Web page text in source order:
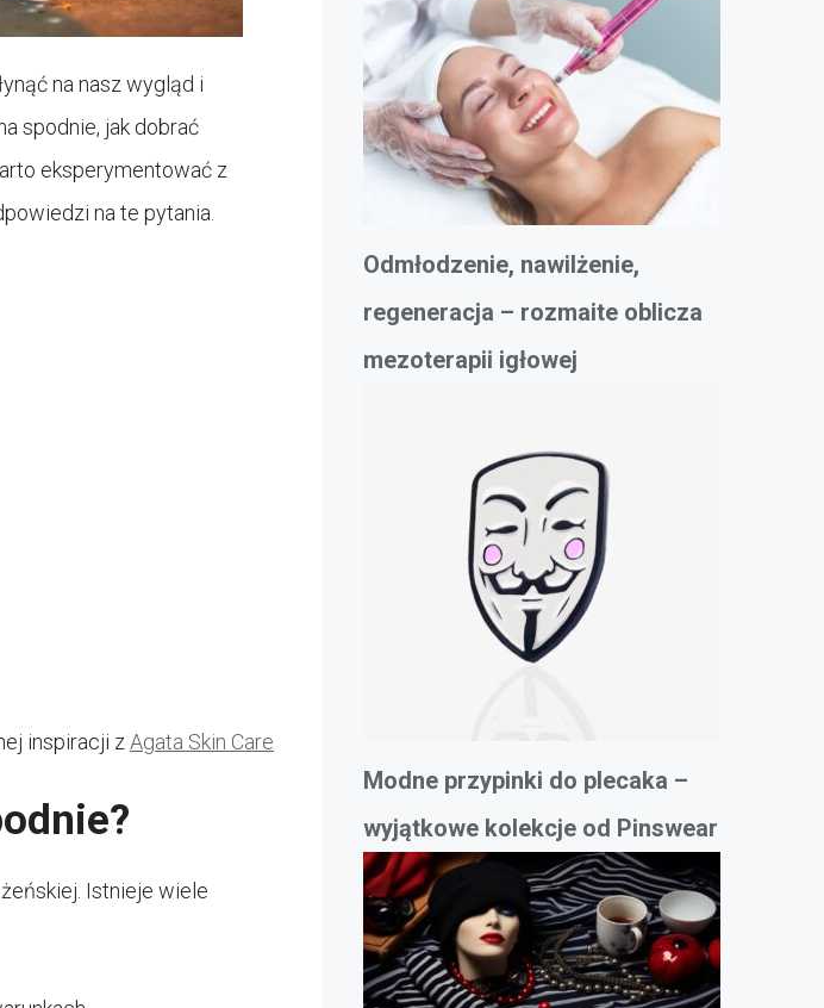
na nasz wygląd i
spodnie, jak dobrać
eksperymentować z
na te pytania.
inspiracji z Agata Skin Care
Istnieje wiele
Odmłodzenie, nawilżenie,
regeneracja – rozmaite oblicza
mezoterapii igłowej
Modne przypinki do plecaka –
wyjątkowe kolekcje od Pinswear